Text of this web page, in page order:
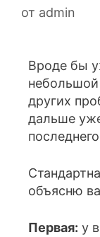
от admin
Вроде бы
других
дальше
объясню
Первая: у